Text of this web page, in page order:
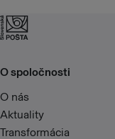
O spoločnosti
O nás
Aktuality
Transformácia